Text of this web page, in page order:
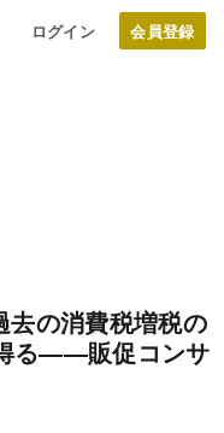
ログイン
去の消費税増税の
る――販促コンサ